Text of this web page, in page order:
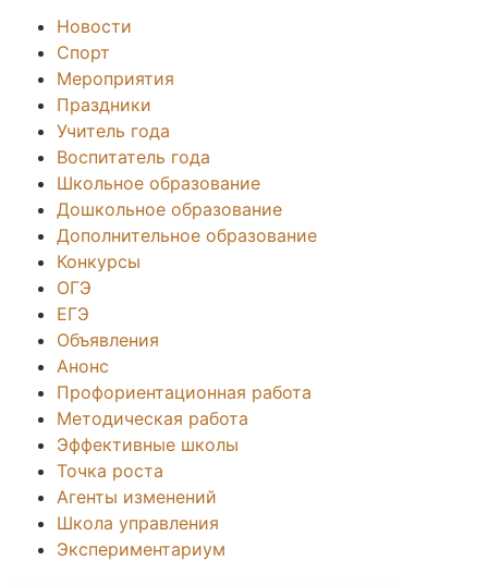
Новости
Спорт
Мероприятия
Праздники
Учитель года
Воспитатель года
Школьное образование
Дошкольное образование
Дополнительное образование
Конкурсы
ОГЭ
ЕГЭ
Объявления
Анонс
Профориентационная работа
Методическая работа
Эффективные школы
Точка роста
Агенты изменений
Школа управления
Экспериментариум